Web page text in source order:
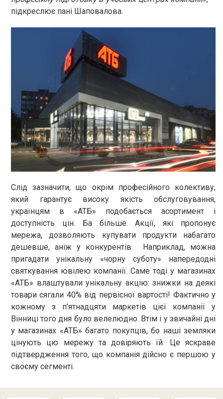
підкреслює пані Шаповалова.
Слід зазначити, що окрім професійного колективу,
який гарантує високу якість обслуговування,
українцям в «АТБ» подобається асортимент і
доступність цін. Ба більше. Акції, які пропонує
мережа, дозволяють купувати продукти набагато
дешевше, аніж у конкурентів. Наприклад, можна
пригадати унікальну «чорну суботу» напередодні
святкування ювілею компанії. Саме тоді у магазинах
«АТБ» влаштували унікальну акцію: знижки на деякі
товари сягали 40% від первісної вартості! Фактично у
кожному з п’ятнадцяти маркетів цієї компанії у
Вінниці того дня було велелюдно. Втім і у звичайні дні
у магазинах «АТБ» багато покупців, бо наші земляки
цінують цю мережу та довіряють їй. Це яскраве
підтвердження того, що компанія дійсно є першою у
своєму сегменті.